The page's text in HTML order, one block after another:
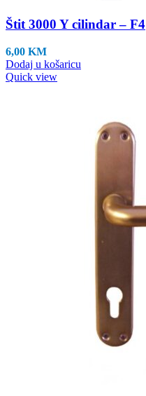
Štit 3000 Y cilindar – F4
6,00 KM
Dodaj u košaricu
Quick view